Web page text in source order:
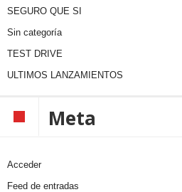
SEGURO QUE SI
Sin categoría
TEST DRIVE
ULTIMOS LANZAMIENTOS
Meta
Acceder
Feed de entradas